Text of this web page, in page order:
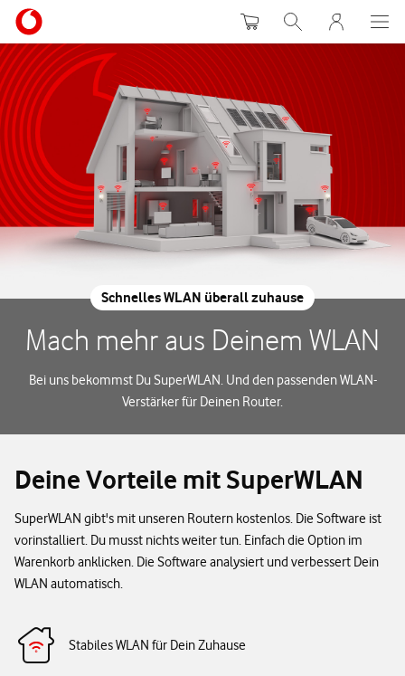
WarenkorbSuche MeinVodafone
Schnelles WLAN überall zuhause
Mach mehr aus Deinem WLAN
Bei uns bekommst Du SuperWLAN. Und den passenden WLAN-
Verstärker für Deinen Router.
Deine Vorteile mit SuperWLAN
SuperWLAN gibt's mit unseren Routern kostenlos. Die Software ist
vorinstalliert. Du musst nichts weiter tun. Einfach die Option im
Warenkorb anklicken. Die Software analysiert und verbessert Dein
WLAN automatisch.
Stabiles WLAN für Dein Zuhause